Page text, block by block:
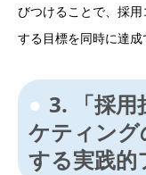
びつけることで、採
する目標を同時に達成
3. 「採用
ケティング
する実践的